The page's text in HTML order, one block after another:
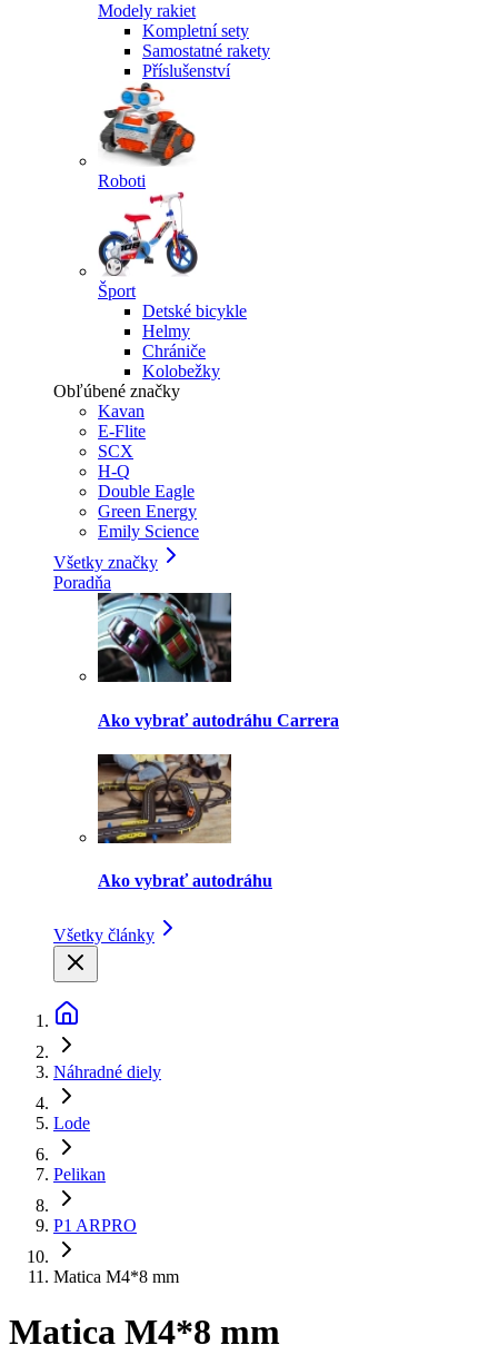
Modely rakiet
Kompletní sety
Samostatné rakety
Příslušenství
Roboti
Šport
Detské bicykle
Helmy
Chrániče
Kolobežky
Obľúbené značky
Kavan
E-Flite
SCX
H-Q
Double Eagle
Green Energy
Emily Science
Všetky značky
Poradňa
Ako vybrať autodráhu Carrera
Ako vybrať autodráhu
Všetky články
Náhradné diely
Lode
Pelikan
P1 ARPRO
Matica M4*8 mm
Matica M4*8 mm